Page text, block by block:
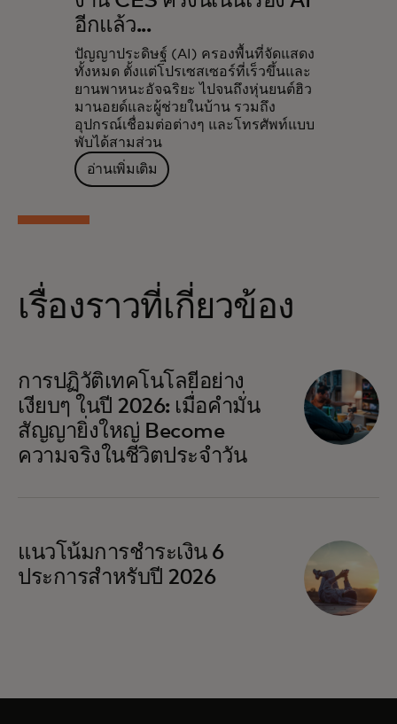
อีกแล้ว...
ปัญญาประดิษฐ์ (AI) ครองพื้นที่จัดแสดง
ทั้งหมด ตั้งแต่โปรเซสเซอร์ที่เร็วขึ้นและ
ยานพาหนะอัจฉริยะ ไปจนถึงหุ่นยนต์ฮิว
มานอยด์และผู้ช่วยในบ้าน รวมถึง
อุปกรณ์เชื่อมต่อต่างๆ และโทรศัพท์แบบ
พับได้สามส่วน
อ่านเพิ่มเติม
เรื่องราวที่เกี่ยวข้อง
การปฏิวัติเทคโนโลยีอย่าง
เงียบๆ ในปี 2026: เมื่อคำมั่น
สัญญายิ่งใหญ่ Become
ความจริงในชีวิตประจำวัน
แนวโน้มการชำระเงิน 6
ประการสำหรับปี 2026